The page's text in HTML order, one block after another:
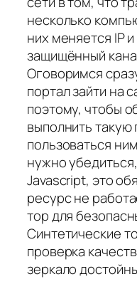
несколько
них меняется IP
защищённый
Оговоримся
портал зайти на
поэтому, чтобы
выполнить
пользоваться
нужно
Javascript, это
ресурс не
тор для
Синтетические
проверка
зеркало